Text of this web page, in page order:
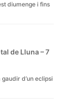
diumenge i fins
de Lluna – 7
d’un eclipsi